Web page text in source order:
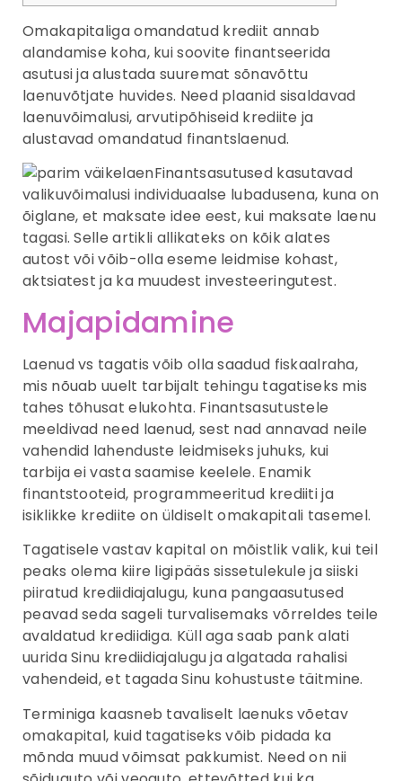
Omakapitaliga omandatud krediit annab
alandamise koha, kui soovite finantseerida
asutusi ja alustada suuremat sõnavõttu
laenuvõtjate huvides. Need plaanid sisaldavad
laenuvõimalusi, arvutipõhiseid krediite ja
alustavad omandatud finantslaenud.
Finantsasutused kasutavad
valikuvõimalusi individuaalse lubadusena, kuna on
õiglane, et maksate idee eest, kui maksate laenu
tagasi.Selle artikli allikateks on kõik alates
autost või võib-olla eseme leidmise kohast,
aktsiatest ja ka muudest investeeringutest.
Majapidamine
Laenud vs tagatis võib olla saadud fiskaalraha,
mis nõuab uuelt tarbijalt tehingu tagatiseks mis
tahes tõhusat elukohta. Finantsasutustele
meeldivad need laenud, sest nad annavad neile
vahendid lahenduste leidmiseks juhuks, kui
tarbija ei vasta saamise keelele. Enamik
finantstooteid, programmeeritud krediiti ja
isiklikke krediite on üldiselt omakapitali tasemel.
Tagatisele vastav kapital on mõistlik valik, kui teil
peaks olema kiire ligipääs sissetulekule ja siiski
piiratud krediidiajalugu, kuna pangaasutused
peavad seda sageli turvalisemaks võrreldes teile
avaldatud krediidiga. Küll aga saab pank alati
uurida Sinu krediidiajalugu ja algatada rahalisi
vahendeid, et tagada Sinu kohustuste täitmine.
Terminiga kaasneb tavaliselt laenuks võetav
omakapital, kuid tagatiseks võib pidada ka
mõnda muud võimsat pakkumist. Need on nii